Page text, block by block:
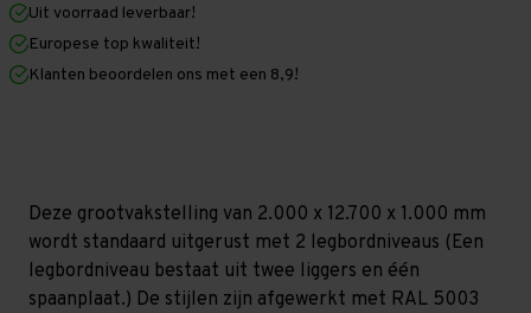
mm
x
1.000
mm
mm
1.000
mm
Uit voorraad leverbaar!
Europese top kwaliteit!
Klanten beoordelen ons met een 8,9!
Deze grootvakstelling van 2.000 x 12.700 x 1.000 mm
wordt standaard uitgerust met 2 legbordniveaus (Een
legbordniveau bestaat uit twee liggers en één
spaanplaat.) De stijlen zijn afgewerkt met RAL 5003